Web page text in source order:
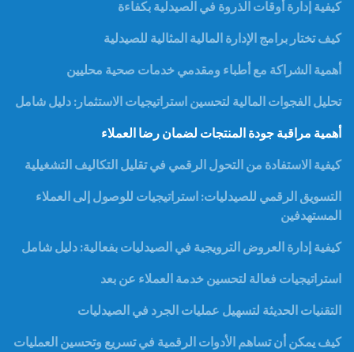
كيفية إدارة أوقات الذروة في الصيدلية بكفاءة
كيف تختار برامج الإدارة المالية المثالية للصيدلية
أهمية الشراكة مع أطباء ومقدمي خدمات صحية محليين
تحليل الفجوات المالية لتحسين استراتيجيات الاستثمار: دليل شامل
أهمية مراقبة جودة المنتجات لضمان رضا العملاء
كيفية الاستفادة من التحول الرقمي في تقليل التكاليف التشغيلية
التسويق الرقمي للصيدليات: استراتيجيات للوصول إلى العملاء
المستهدفين
كيفية إدارة العروض الترويجية في الصيدليات بفعالية: دليل شامل
استراتيجيات فعالة لتحسين خدمة العملاء عن بعد
التقنيات الحديثة لتسهيل عمليات الجرد في الصيدليات
كيف يمكن أن تساهم الأدوات الرقمية في تسريع وتحسين العمليات